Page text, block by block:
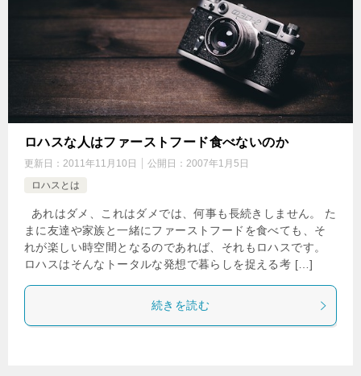
ロハスな人はファーストフード食べないのか
更新日： 2011年11月10日 公開日： 2007年1月5日
ロハスとは
あれはダメ、これはダメでは、何事も長続きしません。 た
まに友達や家族と一緒にファーストフードを食べても、そ
れが楽しい時空間となるのであれば、それもロハスです。
ロハスはそんなトータルな発想で暮らしを捉える考 […]
続きを読む